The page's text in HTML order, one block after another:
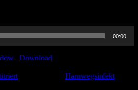
00:00
Download
Harnwegsinfekt